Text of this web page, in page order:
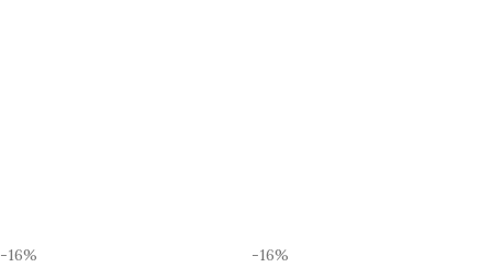
-16% -16%